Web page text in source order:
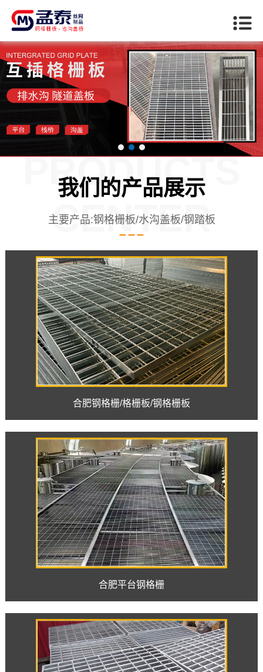
我们的产品展示
PRODUCTS
CENTER
主要产品:钢格栅板/水沟盖板/钢踏板
合肥钢格栅/格栅板/钢格栅板
合肥平台钢格栅